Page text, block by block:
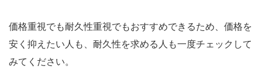
価格重視でも耐久性重視でもおすすめできるため、価格を
安く抑えたい人も、耐久性を求める人も一度チェックして
みてください。